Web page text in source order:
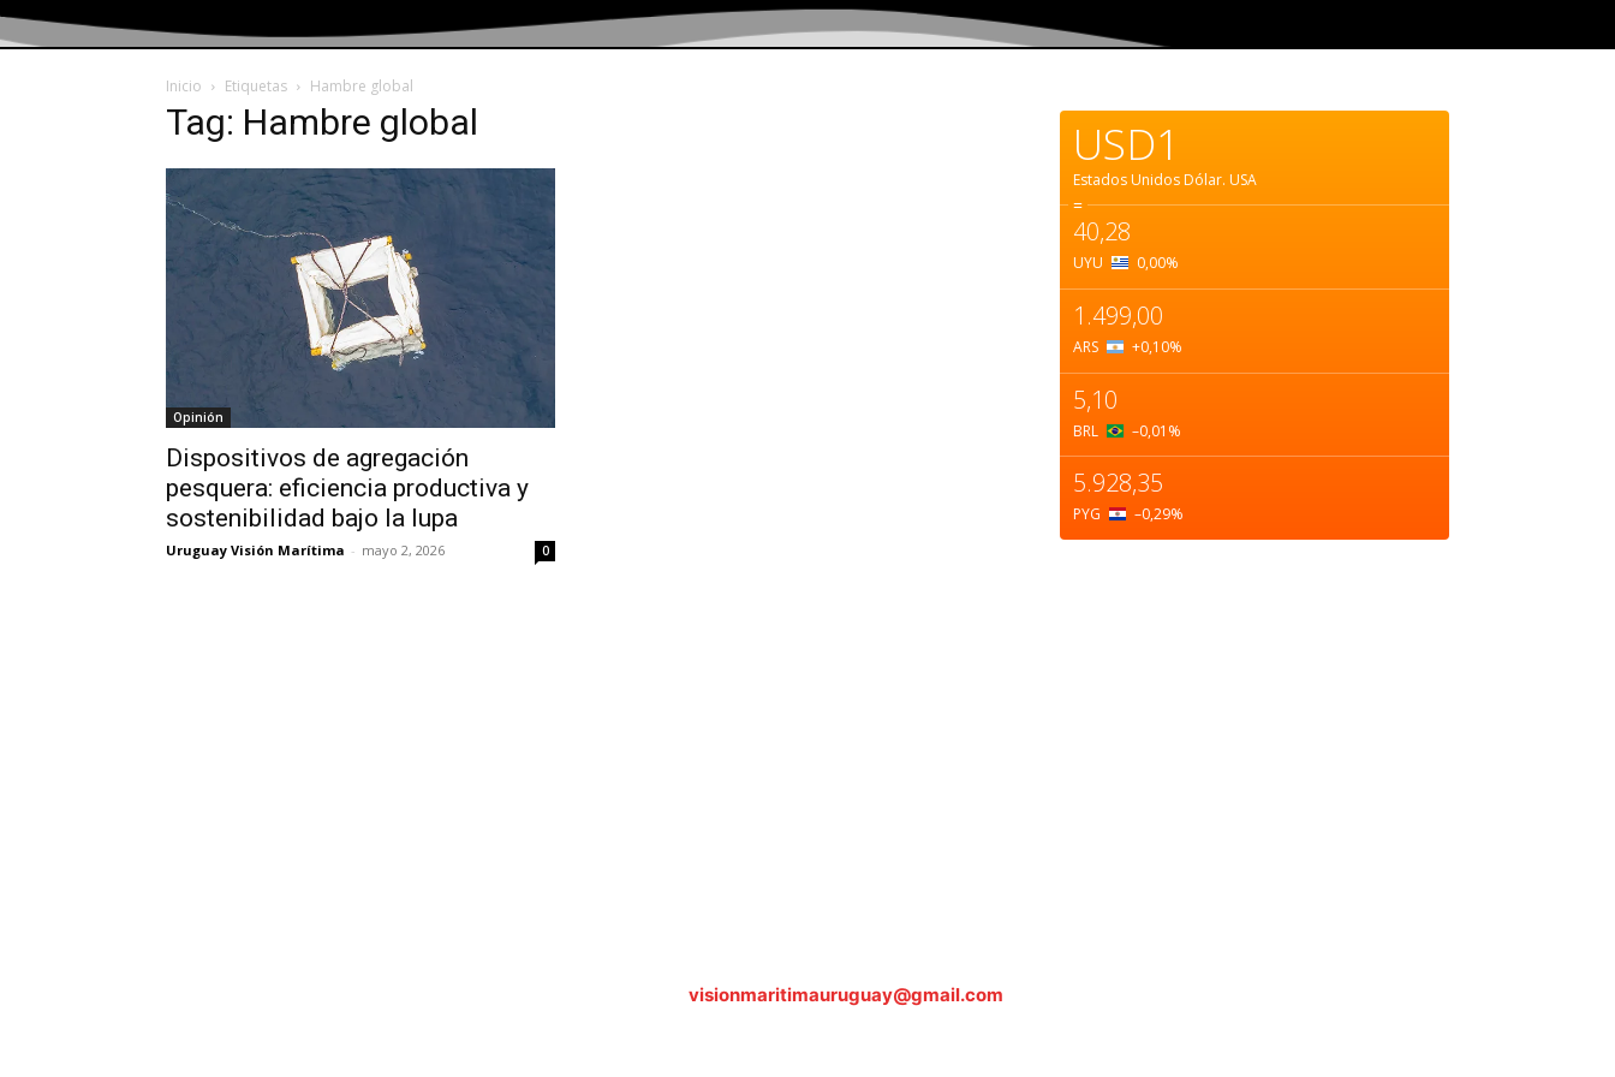
Inicio Etiquetas Hambre global
Tag: Hambre global
Opinión
Dispositivos de agregación
pesquera: eficiencia productiva y
sostenibilidad bajo la lupa
Uruguay Visión Marítima - mayo 2, 2026 0
USD1
Estados Unidos Dólar. USA
=
40,28
UYU 0,00%
1.499,00
ARS +0,10%
5,10
BRL –0,01 %
5.928,35
PYG –0,29%
visionmaritimauruguay@gmail.com